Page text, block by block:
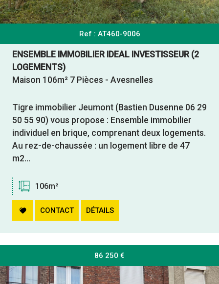
Ref : AT460-9006
ENSEMBLE IMMOBILIER IDEAL INVESTISSEUR (2
LOGEMENTS)
Maison 106m² 7 Pièces - Avesnelles
Tigre immobilier Jeumont (Bastien Dusenne 06 29
50 55 90) vous propose : Ensemble immobilier
individuel en brique, comprenant deux logements.
Au rez-de-chaussée : un logement libre de 47
m2...
106m²
CONTACT DÉTAILS
86 250 €